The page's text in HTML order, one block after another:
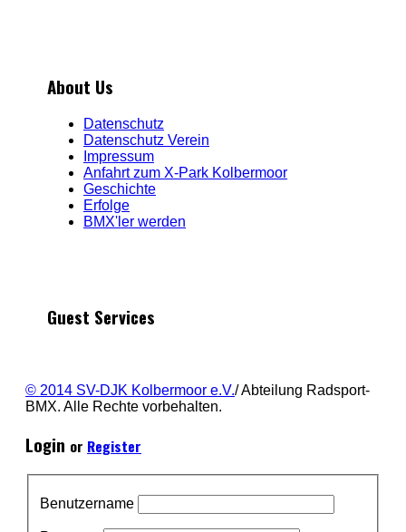
About Us
Datenschutz
Datenschutz Verein
Impressum
Anfahrt zum X-Park Kolbermoor
Geschichte
Erfolge
BMX'ler werden
Guest Services
© 2014 SV-DJK Kolbermoor e.V./ Abteilung Radsport-
BMX. Alle Rechte vorbehalten.
Login or Register
Benutzername